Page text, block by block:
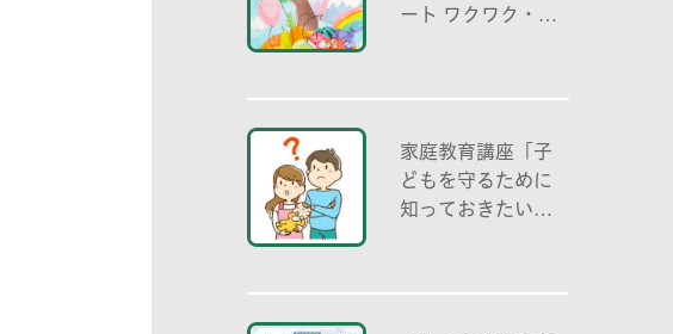
ート ワクワク・自
家庭教育講座「子
どもを守るために
知っておきたいこ